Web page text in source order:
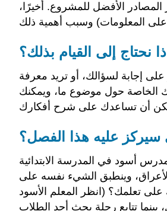
المصادر الأفضل للمشروع. أخيرًا،
نحتاج إلى القيام بذلك؟
إجابة لسؤالك، أو تريد معرفة
الخاصة حول موضوع ما، ويمكنك
سيركز عليه هذا الفصل؟
لديهم مدرس أسود في المدرسة الابتدائية
وينطبق الشيء نفسه على
تعلمك؟ (انظر المعلم الأسود